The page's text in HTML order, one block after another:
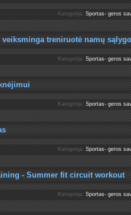
Kategorija: Sportas- geros
veiksminga treniruotė namų
Kategorija: Sportas- geros
Kategorija: Sportas- geros
Kategorija: Sportas- geros
- Summer fit circuit workout
Kategorija: Sportas- geros